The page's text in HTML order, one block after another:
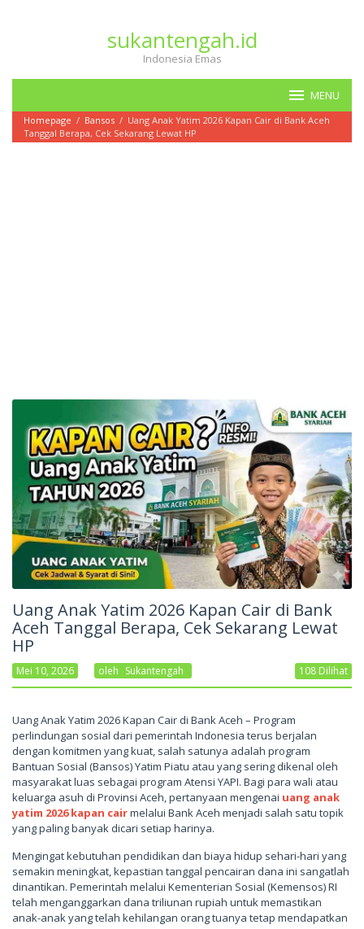
sukantengah.id
Indonesia Emas
MENU
Homepage / Bansos / Uang Anak Yatim 2026 Kapan Cair di Bank Aceh
Tanggal Berapa, Cek Sekarang Lewat HP
Uang Anak Yatim 2026 Kapan Cair di Bank
Aceh Tanggal Berapa, Cek Sekarang Lewat
HP
Mei 10, 2026 Oleh Sukantengah 108 Dilihat
Uang Anak Yatim 2026 Kapan Cair di Bank Aceh – Program
perlindungan sosial dari pemerintah Indonesia terus berjalan
dengan komitmen yang kuat, salah satunya adalah program
Bantuan Sosial (Bansos) Yatim Piatu atau yang sering dikenal oleh
masyarakat luas sebagai program Atensi YAPI. Bagi para wali atau
keluarga asuh di Provinsi Aceh, pertanyaan mengenai uang anak
yatim 2026 kapan cairmelalui Bank Aceh menjadi salah satu topik
yang paling banyak dicari setiap harinya.
Mengingat kebutuhan pendidikan dan biaya hidup sehari-hari yang
semakin meningkat, kepastian tanggal pencairan dana ini sangatlah
dinantikan. Pemerintah melalui Kementerian Sosial (Kemensos) RI
telah menganggarkan dana triliunan rupiah untuk memastikan
anak-anak yang telah kehilangan orang tuanya tetap mendapatkan